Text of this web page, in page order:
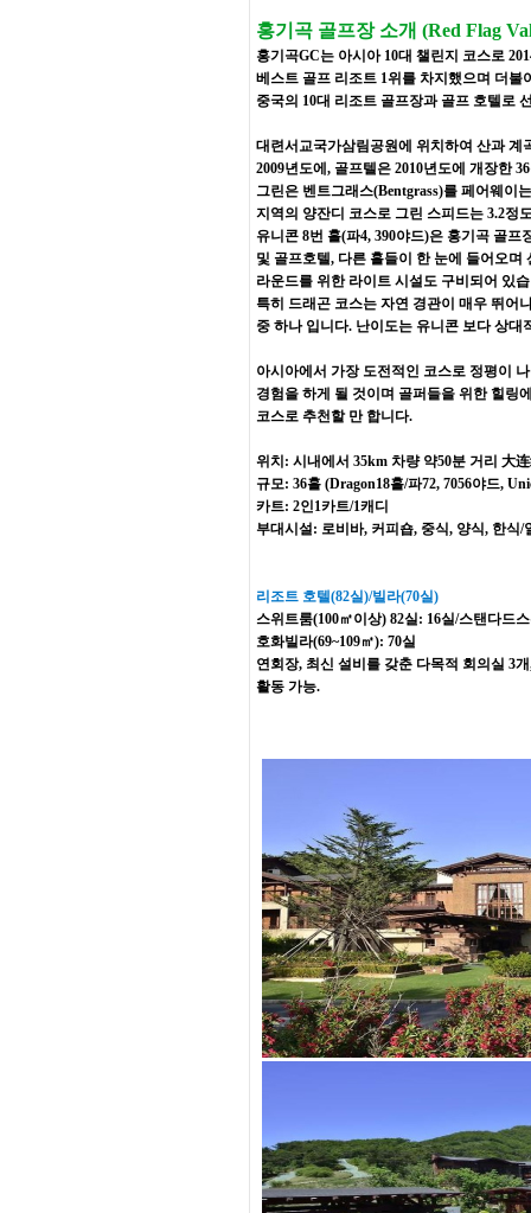
홍기곡 골프장 소개 (Red Flag
홍기곡GC는 아시아 10대 챌린지 코스로
베스트 골프 리조트 1위를 차지했으며 더불
중국의 10대 리조트 골프장과 골프 호텔로
대련서교국가삼림공원에 위치하여 산과 계
2009년도에, 골프텔은 2010년도에 개장한
그린은 벤트그래스(Bentgrass)를 페어웨이
지역의 양잔디 코스로 그린 스피드는 3.2정
유니콘 8번 홀(파4, 390야드)은 홍기곡 골
및 골프호텔, 다른 홀들이 한 눈에 들어오
라운드를 위한 라이트 시설도 구비되어 있
특히 드래곤 코스는 자연 경관이 매우 뛰어
중 하나 입니다. 난이도는 유니콘 보다 상
아시아에서 가장 도전적인 코스로 정평이
경험을 하게 될 것이며 골퍼들을 위한 힐링
코스로 추천할 만 합니다.
위치: 시내에서 35km 차량 약50분 거리 大
규모: 36홀 (Dragon18홀/파72, 7056야드,
카트: 2인1카트/1캐디
부대시설: 로비바, 커피숍, 중식, 양식, 한식
리조트 호텔(82실)/빌라(70실)
스위트룸(100㎡이상) 82실: 16실/스탠다드
호화빌라(69~109㎡): 70실
연회장, 최신 설비를 갖춘 다목적 회의실 3
활동 가능.